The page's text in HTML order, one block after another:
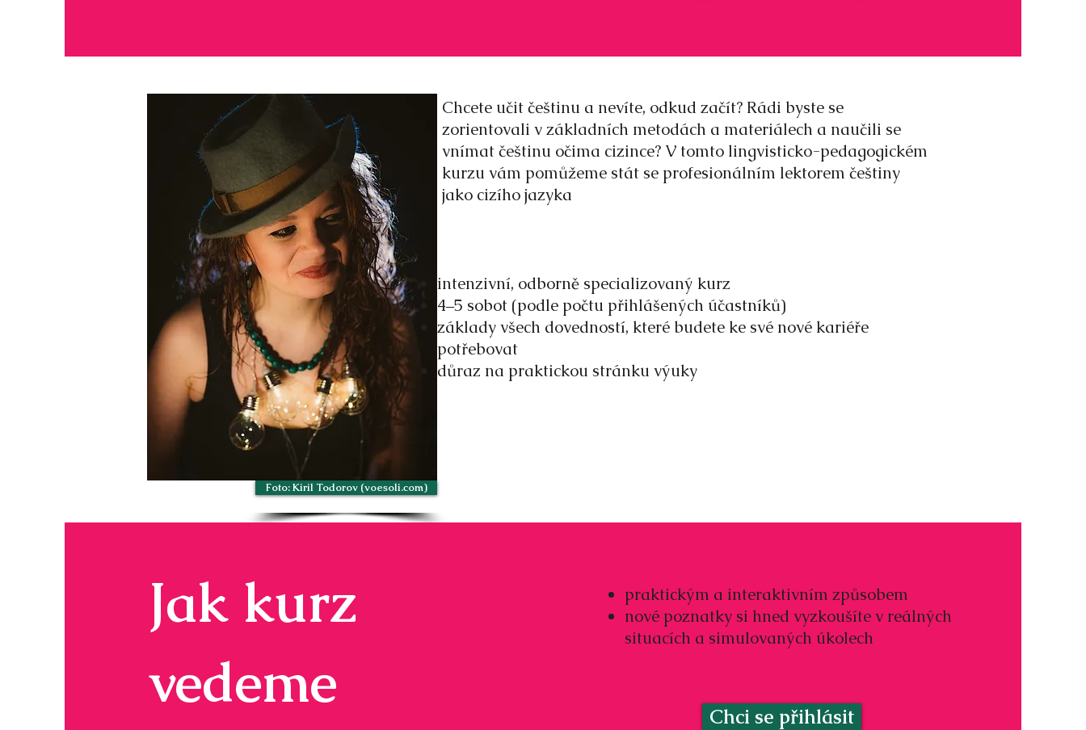
Chcete učit češtinu a nevíte, odkud začít? Rádi byste se
zorientovali v základních metodách a materiálech a naučili se
vnímat češtinu očima cizince? V tomto lingvisticko-pedagogickém
kurzu vám pomůžeme stát se profesionálním lektorem češtiny
jako cizího jazyka
intenzivní, odborně specializovaný kurz
4‒5 sobot (podle počtu přihlášených účastníků)
základy všech dovedností, které budete ke své nové kariéře
potřebovat
důraz na praktickou stránku výuky
Foto: Kiril Todorov (voesoli.com)
Jak kurz
vedeme
praktickým a interaktivním způsobem
nové poznatky si hned vyzkoušíte v reálných
situacích a simulovaných úkolech
Chci se přihlásit